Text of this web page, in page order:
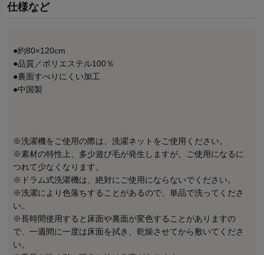
仕様など
●約80×120cm
●品質／ポリエステル100％
●裏面すべりにくい加工
●中国製
※洗濯機をご使用の際は、洗濯ネットをご使用ください。
※素材の特性上、多少遊び毛が発生しますが、ご使用になるに
つれて少なくなります。
※ドラム式洗濯機は、絶対にご使用にならないでください。
※洗濯により色落ちすることがあるので、単品で洗ってくださ
い。
※長時間使用すると床面や裏面が変色することがありますの
で、一週間に一度は床面を拭き、乾燥させてから敷いてくださ
い。